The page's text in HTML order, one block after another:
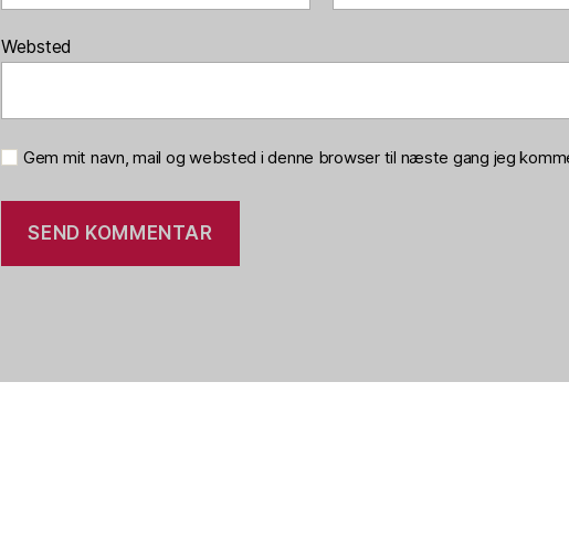
Websted
Gem mit navn, mail og websted i denne browser til næste gang jeg